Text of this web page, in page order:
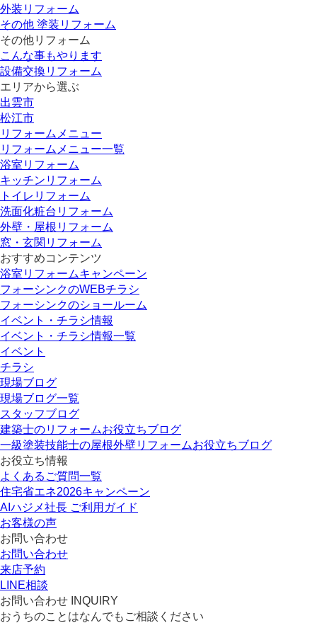
外装リフォーム
その他 塗装リフォーム
その他リフォーム
こんな事もやります
設備交換リフォーム
エリアから選ぶ
出雲市
松江市
リフォームメニュー
リフォームメニュー一覧
浴室リフォーム
キッチンリフォーム
トイレリフォーム
洗面化粧台リフォーム
外壁・屋根リフォーム
窓・玄関リフォーム
おすすめコンテンツ
浴室リフォームキャンペーン
フォーシンクのWEBチラシ
フォーシンクのショールーム
イベント・チラシ情報
イベント・チラシ情報一覧
イベント
チラシ
現場ブログ
現場ブログ一覧
スタッフブログ
建築士のリフォームお役立ちブログ
一級塗装技能士の屋根外壁リフォームお役立ちブログ
お役立ち情報
よくあるご質問一覧
住宅省エネ2026キャンペーン
AIハジメ社長 ご利用ガイド
お客様の声
お問い合わせ
お問い合わせ
来店予約
LINE相談
お問い合わせ INQUIRY
おうちのことはなんでもご相談ください